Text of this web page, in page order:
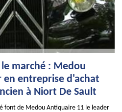
marché : Medou
entreprise d'achat
à Niort De Sault
font de Medou Antiquaire 11 le leader